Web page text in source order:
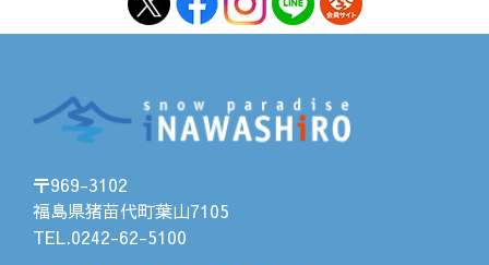
〒969-3102
福島県猪苗代町葉山7105
TEL.0242-62-5100